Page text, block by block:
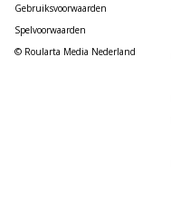
Gebruiksvoorwaarden
Spelvoorwaarden
© Roularta Media Nederland